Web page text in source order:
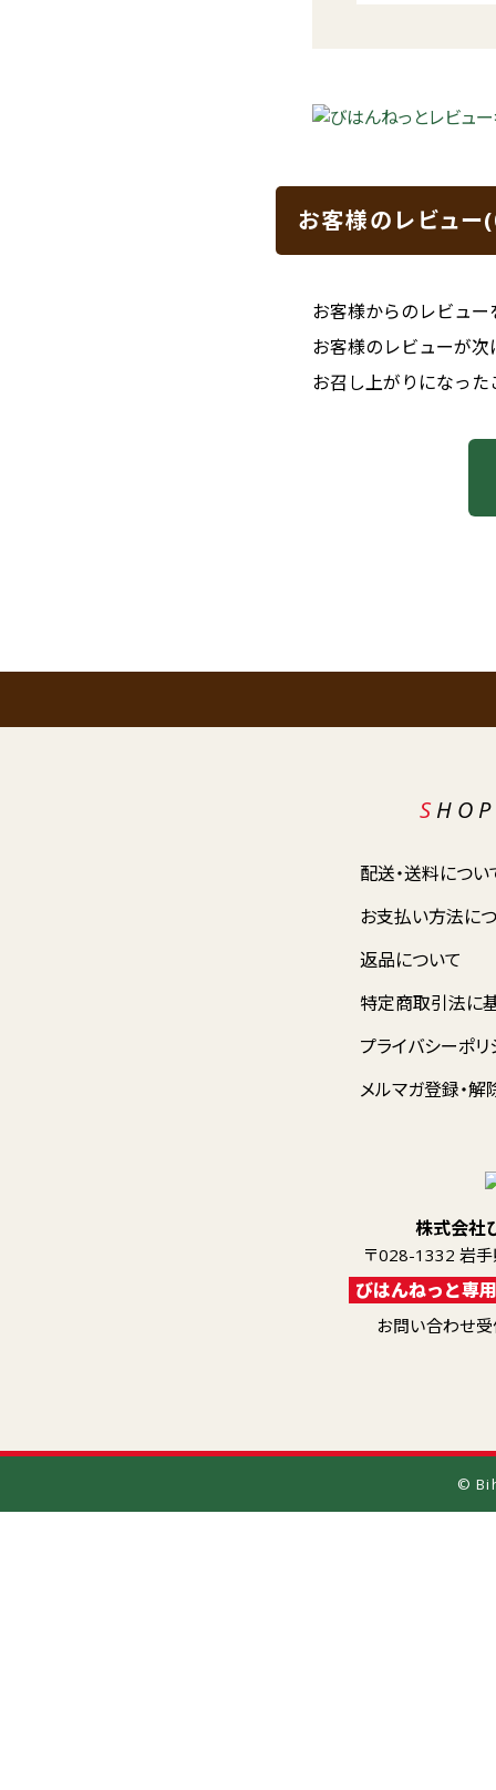
お客様のレビュー
お客様からのレビュ
お客様のレビューが
お召し上がりになっ
株式会社
〒028-1332 岩
びはんねっと専用
お問い合わせ
配送・送料につい
お支払い方法に
返品について
特定商取引法に
プライバシーポリ
メルマガ登録・解
©